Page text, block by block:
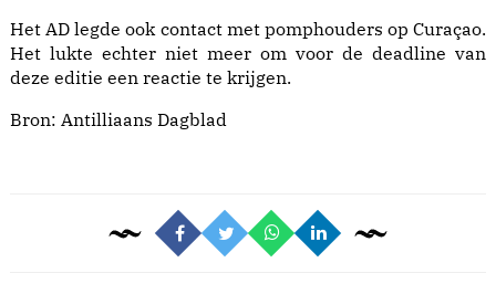
Het AD legde ook contact met pomphouders op Curaçao.
Het lukte echter niet meer om voor de deadline van
deze editie een reactie te krijgen.
Bron: Antilliaans Dagblad